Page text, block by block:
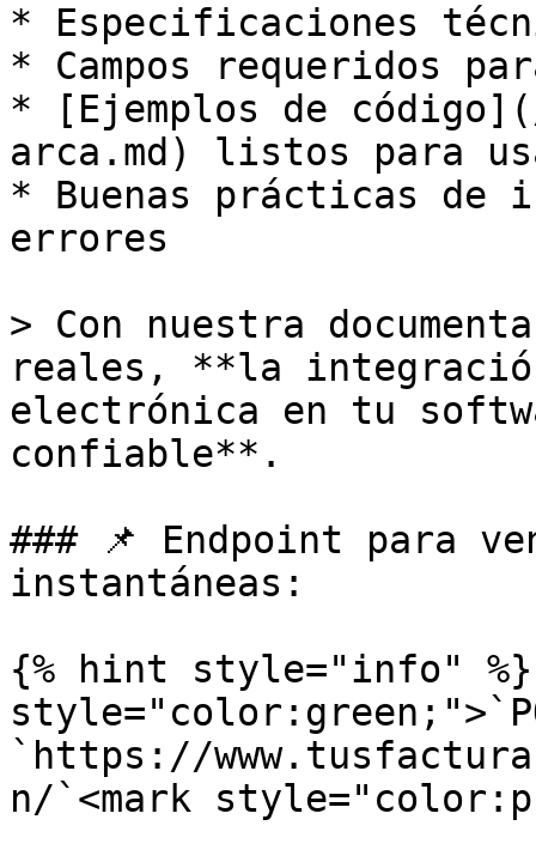
* Especificaciones
* Campos requeridos
* [Ejemplos de
arca.md) listos para
* Buenas prácticas de
errores
> Con nuestra
reales, **la
electrónica en tu
confiable**.
### 📌 Endpoint para
instantáneas:
{% hint style="info" %}
`https://
n/`<mark